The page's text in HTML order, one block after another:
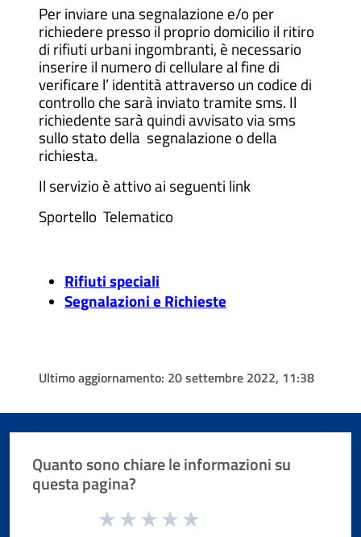
Per inviare una segnalazione e/o per
richiedere presso il proprio domicilio il ritiro
di rifiuti urbani ingombranti, è necessario
inserire il numero di cellulare al fine di
verificare l’ identità attraverso un codice di
controllo che sarà inviato tramite sms. Il
richiedente sarà quindi avvisato via sms
sullo stato della segnalazione o della
richiesta.
Il servizio è attivo ai seguenti link
Sportello Telematico
Rifiuti speciali
Segnalazioni e Richieste
Ultimo aggiornamento: 20 settembre 2022, 11:38
Quanto sono chiare le informazioni su
questa pagina?
Valuta da 1 a 5 stelle la pagina